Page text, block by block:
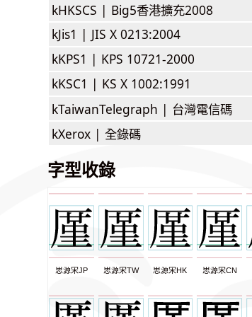
kHKSCS | Big5香港擴充2008
kJis1 | JIS X 0213:2004
kKPS1 | KPS 10721-2000
kKSC1 | KS X 1002:1991
kTaiwanTelegraph | 台灣電信碼
kXerox | 全錄碼
字型收錄
思源宋JP 思源宋TW 思源宋HK 思源宋CN